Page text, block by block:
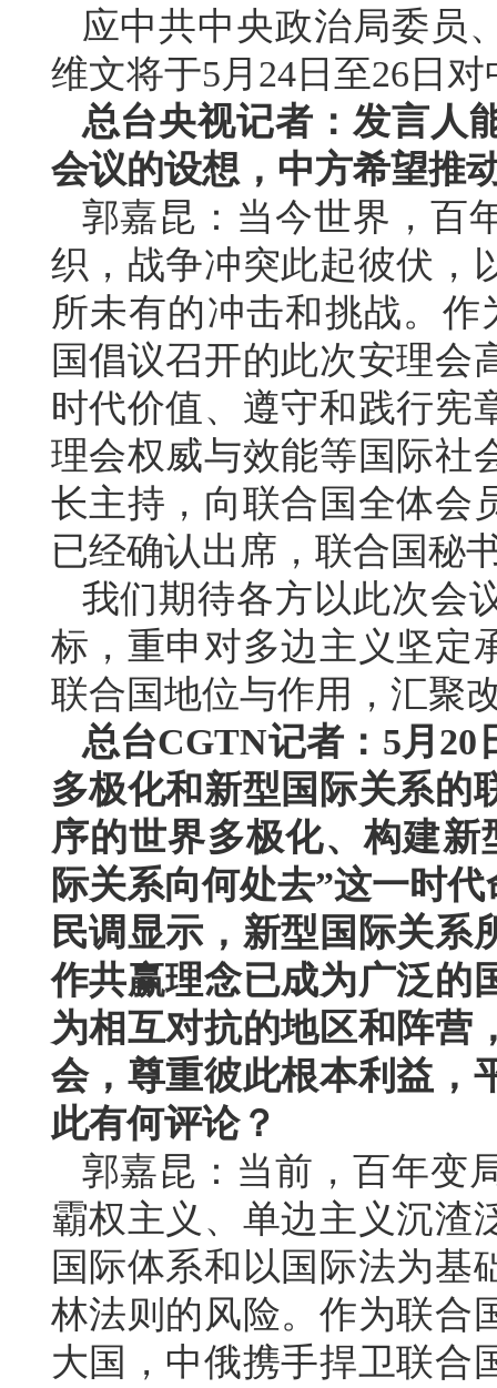
应中共中央政治局委员
维文将于5月24日至26日
总台央视记者：发言人
会议的设想，中方希望推
郭嘉昆：当今世界，百
织，战争冲突此起彼伏，
所未有的冲击和挑战。
国倡议召开的此次安理会
时代价值、遵守和践行宪
理会权威与效能等国际社
长主持，向联合国全体会
已经确认出席，联合国秘
我们期待各方以此次会
标，重申对多边主义坚定
联合国地位与作用，汇聚
总台CGTN记者：5月
多极化和新型国际关系的
序的世界多极化、构建
际关系向何处去”这一时
民调显示，新型国际关系
作共赢理念已成为广泛的
为相互对抗的地区和阵营
会，尊重彼此根本利益，
此有何评论？
郭嘉昆：当前，百年变
霸权主义、单边主义沉渣
国际体系和以国际法为基
林法则的风险。作为联合
大国，中俄携手捍卫联合